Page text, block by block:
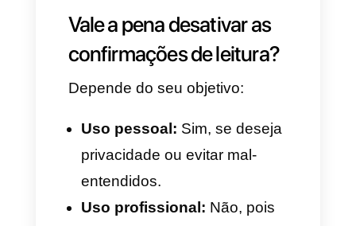
– Saber qual agente atendeu,
quando e como
notas internas, atribuições e
estados — algo impossível de
visualizar apenas pelas